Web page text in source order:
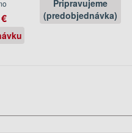
Pripravujeme
(predobjednávka)